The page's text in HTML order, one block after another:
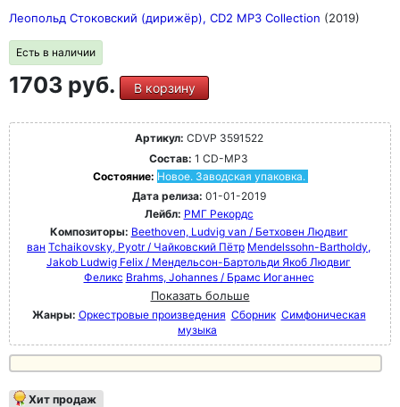
Леопольд Стоковский (дирижёр), CD2 MP3 Collection (2019)
Есть в наличии
1703 руб. В корзину
Артикул: CDVP 3591522
Состав: 1 CD-MP3
Состояние: Новое. Заводская упаковка.
Дата релиза: 01-01-2019
Лейбл: РМГ Рекордс
Композиторы: Beethoven, Ludvig van / Бетховен Людвиг
ван Tchaikovsky, Pyotr / Чайковский Пётр Mendelssohn-Bartholdy,
Jakob Ludwig Felix / Мендельсон-Бартольди Якоб Людвиг
Феликс Brahms, Johannes / Брамс Иоганнес
Показать больше
Жанры: Оркестровые произведения Сборник Симфоническая
музыка
Хит продаж